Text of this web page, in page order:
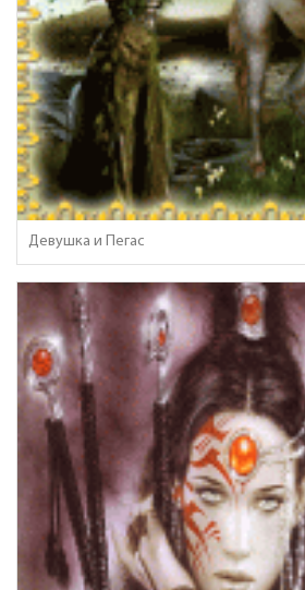
Девушка и Пегас